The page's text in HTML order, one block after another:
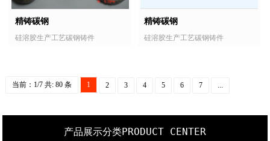
精铸碳钢
硅溶胶生产工艺碳钢铸件
精铸碳钢
硅溶胶生产工艺碳钢铸件
当前：1/7 共: 80 条 1 2 3 4 5 6 7
产品展示分类PRODUCT CENTER